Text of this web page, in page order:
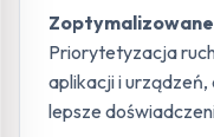
Priorytetyzacja
aplikacji i urządzeń,
lepsze